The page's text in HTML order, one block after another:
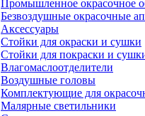
Промышленное окрасочное
Безвоздушные окрасочные
Аксессуары
Стойки для окраски и сушки
Стойки для покраски и
Влагомаслоотделители
Воздушные головы
Комплектующие для
Малярные светильники